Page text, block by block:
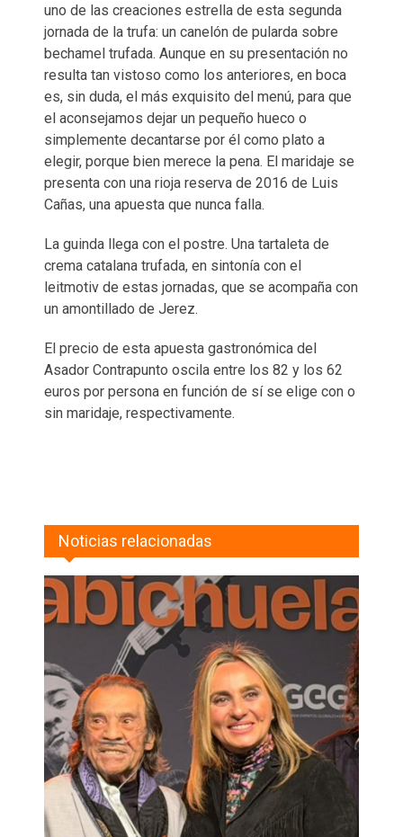
uno de las creaciones estrella de esta segunda
jornada de la trufa: un canelón de pularda sobre
bechamel trufada. Aunque en su presentación no
resulta tan vistoso como los anteriores, en boca
es, sin duda, el más exquisito del menú, para que
el aconsejamos dejar un pequeño hueco o
simplemente decantarse por él como plato a
elegir, porque bien merece la pena. El maridaje se
presenta con una rioja reserva de 2016 de Luis
Cañas, una apuesta que nunca falla.
La guinda llega con el postre. Una tartaleta de
crema catalana trufada, en sintonía con el
leitmotiv de estas jornadas, que se acompaña con
un amontillado de Jerez.
El precio de esta apuesta gastronómica del
Asador Contrapunto oscila entre los 82 y los 62
euros por persona en función de sí se elige con o
sin maridaje, respectivamente.
Noticias relacionadas